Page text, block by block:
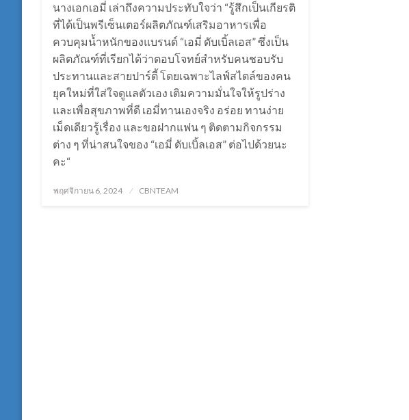
นางเอกเอมี่ เล่าถึงความประทับใจว่า “รู้สึกเป็นเกียรติ
ที่ได้เป็นพรีเซ็นเตอร์ผลิตภัณฑ์เสริมอาหารเพื่อ
ควบคุมน้ำหนักของแบรนด์ “เอมี่ ดับเบิ้ลเอส” ซึ่งเป็น
ผลิตภัณฑ์ที่เรียกได้ว่าตอบโจทย์สำหรับคนชอบรับ
ประทานและสายปาร์ตี้ โดยเฉพาะไลฟ์สไตล์ของคน
ยุคใหม่ที่ใส่ใจดูแลตัวเอง เติมความมั่นใจให้รูปร่าง
และเพื่อสุขภาพที่ดี เอมี่ทานเองจริง อร่อย ทานง่าย
เม็ดเดียวรู้เรื่อง และขอฝากแฟน ๆ ติดตามกิจกรรม
ต่าง ๆ ที่น่าสนใจของ “เอมี่ ดับเบิ้ลเอส” ต่อไปด้วยนะ
คะ“
Posted
พฤศจิกายน 6, 2024 CBNTEAM